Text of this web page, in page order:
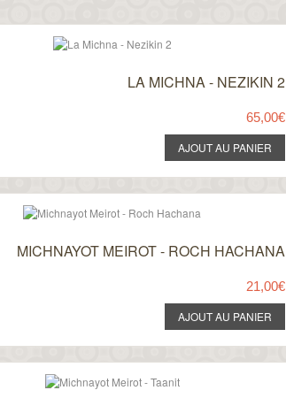
LA MICHNA - NEZIKIN 2
65,00€
MICHNAYOT MEIROT - ROCH HACHANA
21,00€